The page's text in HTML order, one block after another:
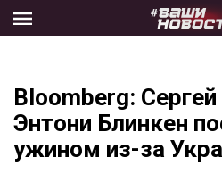
the
Bloomberg:
Энтони Блинкен
ужином из-за